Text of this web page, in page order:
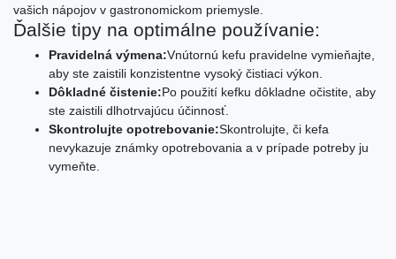
vašich nápojov v gastronomickom priemysle.
Ďalšie tipy na optimálne používanie:
Pravidelná výmena:Vnútornú kefu pravidelne vymieňajte,
aby ste zaistili konzistentne vysoký čistiaci výkon.
Dôkladné čistenie:Po použití kefku dôkladne očistite, aby
ste zaistili dlhotrvajúcu účinnosť.
Skontrolujte opotrebovanie:Skontrolujte, či kefa
nevykazuje známky opotrebovania a v prípade potreby ju
vymeňte.